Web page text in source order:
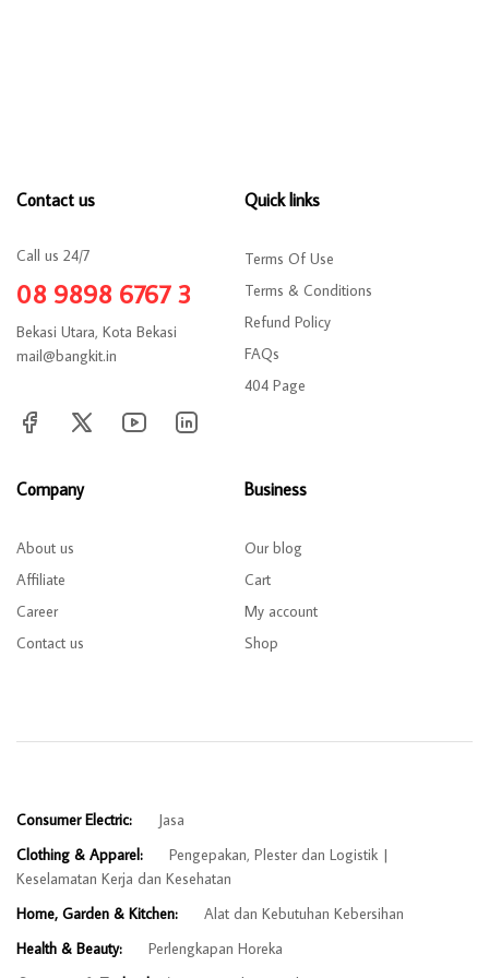
Contact us
Call us 24/7
08 9898 6767 3
Bekasi Utara, Kota Bekasi
mail@bangkit.in
Quick links
Terms Of Use
Terms & Conditions
Refund Policy
FAQs
404 Page
Company
About us
Affiliate
Career
Contact us
Business
Our blog
Cart
My account
Shop
Consumer Electric:
Jasa
Clothing & Apparel:
Pengepakan, Plester dan Logistik
Keselamatan Kerja dan Kesehatan
Home, Garden & Kitchen:
Alat dan Kebutuhan Kebersihan
Health & Beauty:
Perlengkapan Horeka